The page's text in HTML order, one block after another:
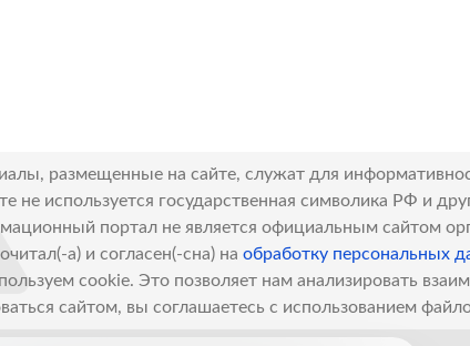
размещенные на сайте, служат для
не используется государственная символика РФ и
портал не является официальным сайтом
а) и согласен(-сна) на обработку персональных
cookie. Это позволяет нам анализировать
сайтом, вы соглашаетесь с использованием